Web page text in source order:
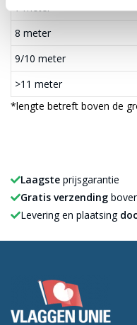
7 meter
8 meter
9/10 meter
>11 meter
*lengte betreft boven de
Laagste prijsgarantie
Gratis verzending
Levering en plaatsing